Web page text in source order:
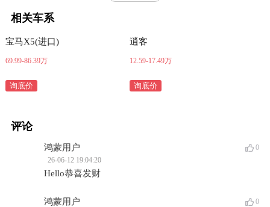
相关车系
宝马X5(进口)
69.99-86.39万
询底价
逍客
12.59-17.49万
询底价
评论
鸿蒙用户
0
26-06-12 19:04:20
Hello恭喜发财
鸿蒙用户
0